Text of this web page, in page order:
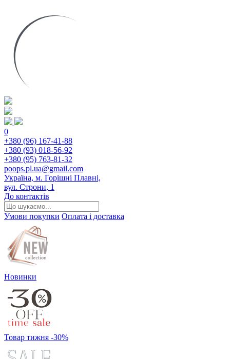
0
+380 (96) 167-41-88
+380 (93) 018-56-92
+380 (95) 763-81-32
poops.pl.ua@gmail.com
Україна, м. Горішні Плавні,
вул. Строни, 1
До контактів
Умови покупки Оплата і доставка
Новинки
Товар тижня -30%